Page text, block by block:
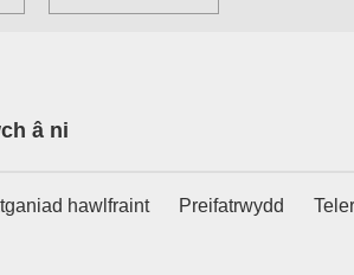
â ni
hawlfraint Preifatrwydd